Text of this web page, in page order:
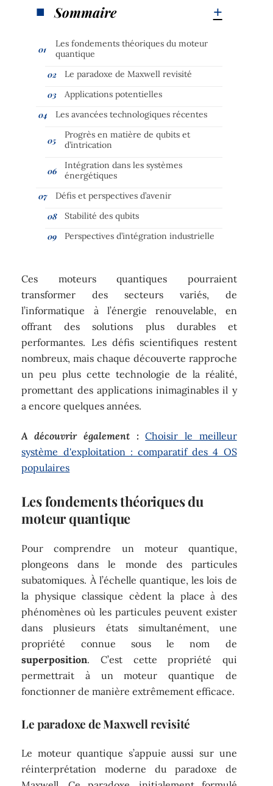
Sommaire
Les fondements théoriques du moteur
quantique
Le paradoxe de Maxwell revisité
Applications potentielles
Les avancées technologiques récentes
Progrès en matière de qubits et
d’intrication
Intégration dans les systèmes
énergétiques
Défis et perspectives d’avenir
Stabilité des qubits
Perspectives d’intégration industrielle
Ces moteurs quantiques pourraient
transformer des secteurs variés, de
l’informatique à l’énergie renouvelable, en
offrant des solutions plus durables et
performantes. Les défis scientifiques restent
nombreux, mais chaque découverte rapproche
un peu plus cette technologie de la réalité,
promettant des applications inimaginables il y
a encore quelques années.
A découvrir également : Choisir le meilleur
système d'exploitation : comparatif des 4 OS
populaires
Les fondements théoriques du
moteur quantique
Pour comprendre un moteur quantique,
plongeons dans le monde des particules
subatomiques. À l’échelle quantique, les lois de
la physique classique cèdent la place à des
phénomènes où les particules peuvent exister
dans plusieurs états simultanément, une
propriété connue sous le nom de
superposition. C’est cette propriété qui
permettrait à un moteur quantique de
fonctionner de manière extrêmement efficace.
Le paradoxe de Maxwell revisité
Le moteur quantique s’appuie aussi sur une
réinterprétation moderne du paradoxe de